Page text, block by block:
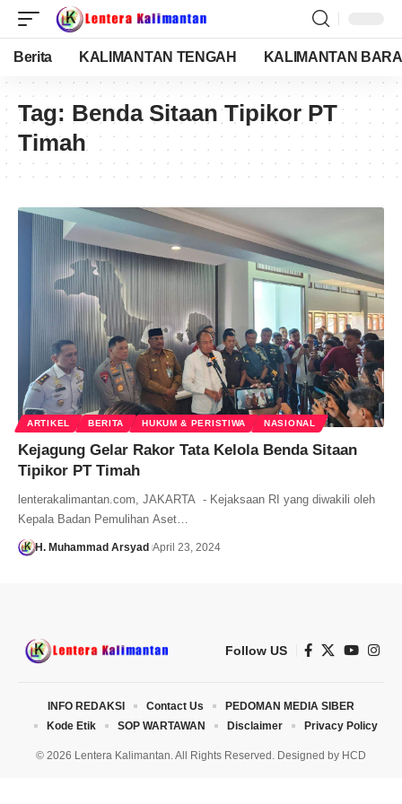
Berita KALIMANTAN TENGAH KALIMANTAN
Tag: Benda Sitaan Tipikor PT
Timah
ARTIKEL BERITA HUKUM & PERISTIWA NASIONAL
Kejagung Gelar Rakor Tata Kelola Benda Sitaan
Tipikor PT Timah
lenterakalimantan.com, JAKARTA - Kejaksaan RI yang diwakili oleh
Kepala Badan Pemulihan Aset…
H. Muhammad Arsyad April 23, 2024
Follow US
© 2026 Lentera Kalimantan. All Rights Reserved. Designed by HCD
INFO REDAKSI Contact Us
PEDOMAN MEDIA SIBER
Kode Etik
SOP WARTAWAN Disclaimer Privacy Policy